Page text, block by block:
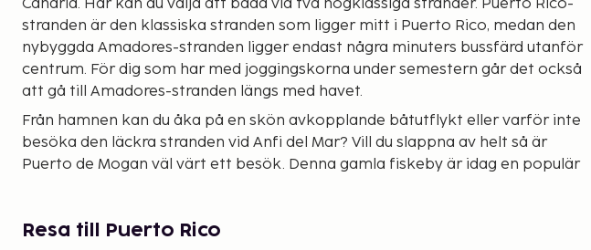
Canaria. Här kan du välja att bada vid två högklassiga stränder. Puerto Rico-
stranden är den klassiska stranden som ligger mitt i Puerto Rico, medan den
nybyggda Amadores-stranden ligger endast några minuters bussfärd utanför
centrum. För dig som har med joggingskorna under semestern går det också
att gå till Amadores-stranden längs med havet.
Från hamnen kan du åka på en skön avkopplande båtutflykt eller varför inte
besöka den läckra stranden vid Anfi del Mar? Vill du slappna av helt så är
Puerto de Mogan väl värt ett besök. Denna gamla fiskeby är idag en populär
segelbåtar från världens alla hörn komma in i hamnen
Resa till Puerto Rico